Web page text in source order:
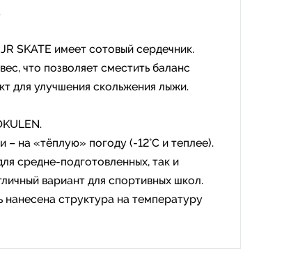
SKATE имеет сотовый сердечник.
что позволяет сместить баланс
для улучшения скольжения лыжи.
– на «тёплую» погоду (-12°С и теплее).
средне-подготовленных, так и
вариант для спортивных школ.
структура на температуру